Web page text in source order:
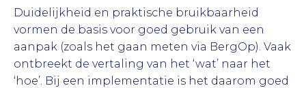
Duidelijkheid en praktische bruikbaarheid
vormen de basis voor goed gebruik van een
aanpak (zoals het gaan meten via BergOp). Vaak
ontbreekt de vertaling van het ‘wat’ naar het
‘hoe’. Bij een implementatie is het daarom goed